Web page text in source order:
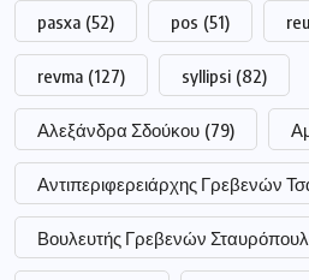
pasxa (52) pos (51)
revma (127) syllipsi (82)
Αλεξάνδρα Σδούκου (79)
Αντιπεριφερειάρχης Γρεβενών
Βουλευτής Γρεβενών